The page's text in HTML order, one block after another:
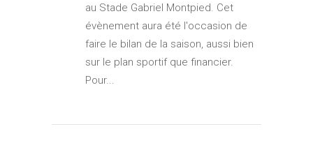
au Stade Gabriel Montpied. Cet
évènement aura été l'occasion de
faire le bilan de la saison, aussi bien
sur le plan sportif que financier.
Pour...